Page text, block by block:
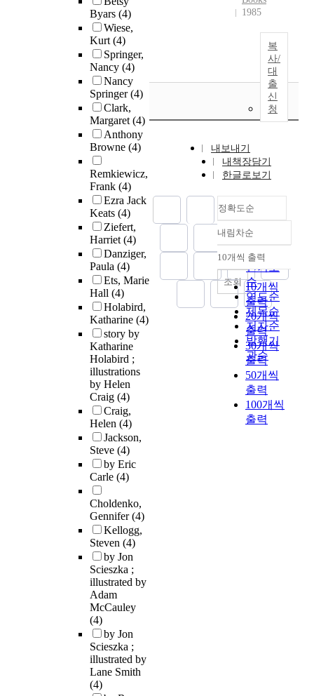
Byars (4)
Wiese,
Kurt(4)
Springer,
Nancy (4)
Nancy
Springer(4)
Clark,
Margaret(4)
Anthony
Browne (4)
Remkiewicz,
Frank (4)
Ezra Jack
Keats (4)
Ziefert,
Harriet(4)
Danziger,
Paula (4)
Ets, Marie
Hall (4)
Holabird,
Katharine (4)
story by
Katharine
Holabird ;
illustrations
by Helen
Craig (4)
Craig,
Helen (4)
Jackson,
Steve (4)
by Eric
Carle (4)
Choldenko,
Gennifer(4)
Kellogg,
Steven (4)
by Jon
Scieszka ;
illustrated by
Adam
McCauley
(4)
by Jon
Scieszka ;
illustrated by
Lane Smith
(4)
1985
복
사/
대
출
신
청
내보내기
내책장담기
한글로보기
정확도순
정확도
순
인기도
순
연도순
제목순
저자순
발행기
관순
내림차순
내림차순
10개씩 출력
10개씩
출력
20개씩
출력
30개씩
출력
50개씩
출력
100개씩
출력
조회